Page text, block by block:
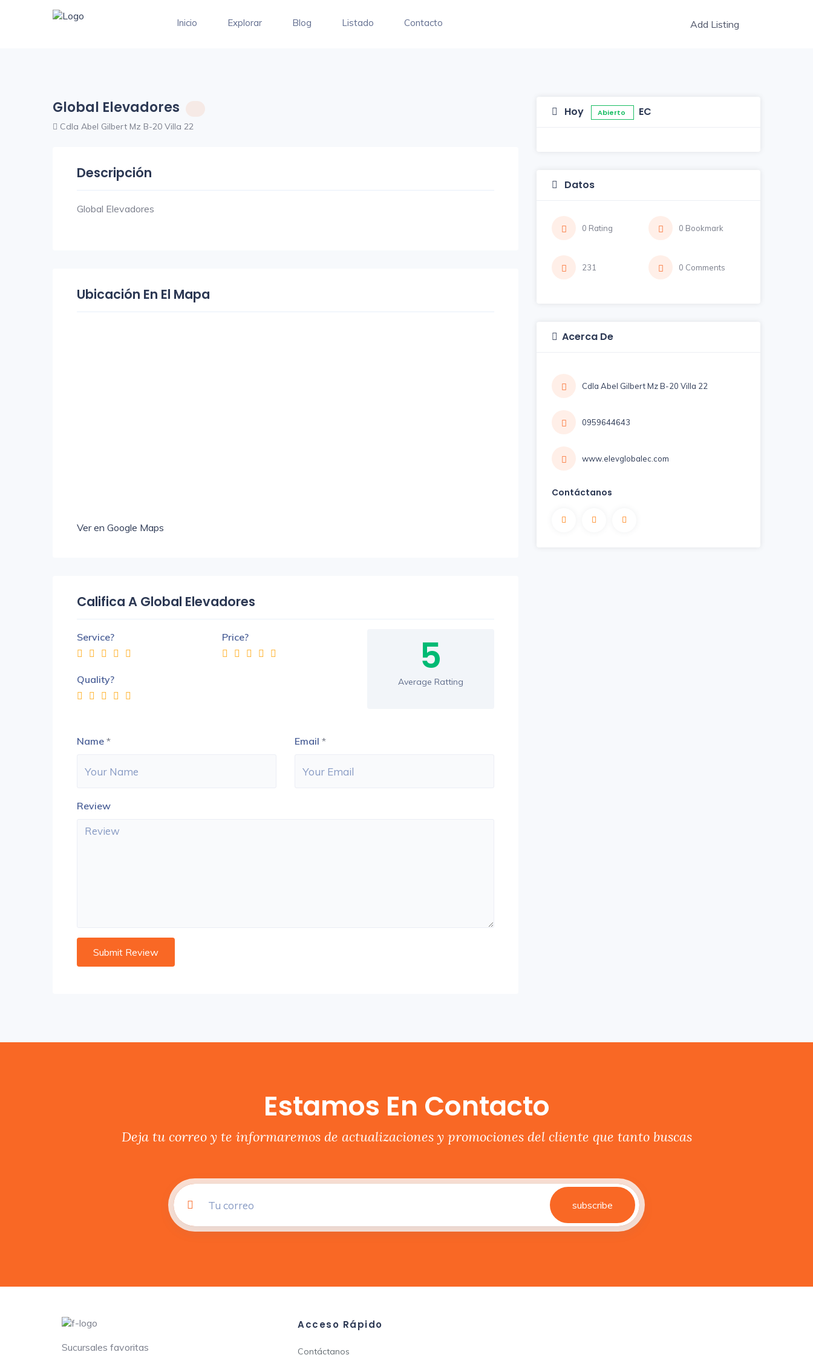
Add Listing
Inicio Explorar Blog Listado Contacto
Global Elevadores
Cdla Abel Gilbert Mz B-20 Villa 22
Descripción
Global Elevadores
Ubicación En El Mapa
Ver en Google Maps
Califica A Global Elevadores
Service? Price?
Quality? 5
Average Ratting
Name * Email *
Review
Hoy Abierto EC
Datos
0 Rating 0 Bookmark
231 0 Comments
Acerca De
Cdla Abel Gilbert Mz B-20 Villa 22
0959644643
www.elevglobalec.com
Contáctanos
Estamos En Contacto
Deja tu correo y te informaremos de actualizaciones y promociones del cliente que tanto buscas
subscribe
Sucursales favoritas
Acceso Rápido
Contáctanos